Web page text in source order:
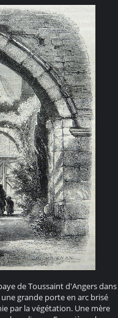
de Toussaint d'Angers dans
grande porte en arc brisé
par la végétation. Une mère